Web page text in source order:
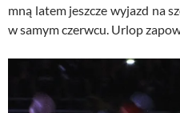
mną latem jeszcze wyjazd na
w samym czerwcu. Urlop